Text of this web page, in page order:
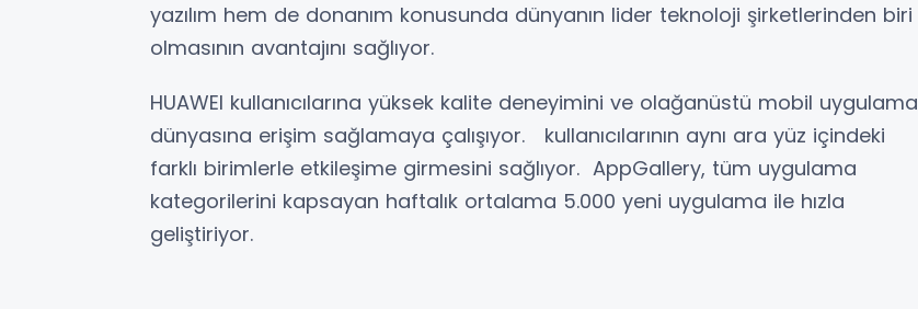
yazılım hem de donanım konusunda dünyanın lider teknoloji şirketlerinden biri
olmasının avantajını sağlıyor.
HUAWEI kullanıcılarına yüksek kalite deneyimini ve olağanüstü mobil uygulama
dünyasına erişim sağlamaya çalışıyor. kullanıcılarının aynı ara yüz içindeki
farklı birimlerle etkileşime girmesini sağlıyor. AppGallery, tüm uygulama
kategorilerini kapsayan haftalık ortalama 5.000 yeni uygulama ile hızla
geliştiriyor.